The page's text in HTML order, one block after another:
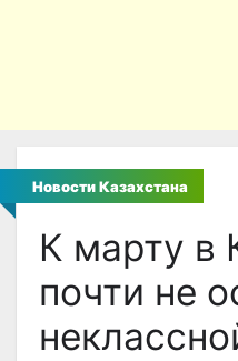
Новости Казахстана
К марту в
почти не